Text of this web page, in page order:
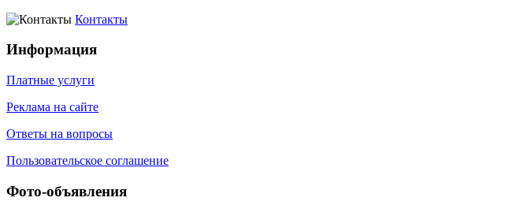
Контакты
Информация
Платные услуги
Реклама на сайте
Ответы на вопросы
Пользовательское соглашение
Фото-объявления